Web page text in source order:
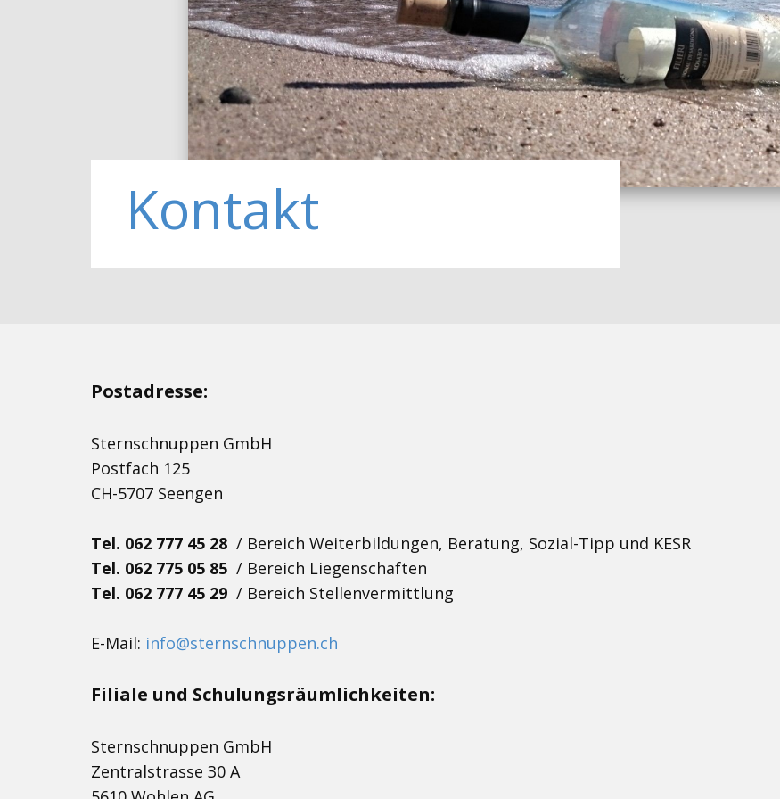
Kontakt
Postadresse:
Sternschnuppen GmbH
Postfach 125
CH-5707 Seengen
Tel. 062 777 45 28 / Bereich Weiterbildungen, Beratung, Sozial-Tipp und KESR
Tel. 062 775 05 85 / Bereich Liegenschaften
Tel. 062 777 45 29 / Bereich Stellenvermittlung
E-Mail: info@sternschnuppen.ch
Filiale und Schulungsräumlichkeiten:
Sternschnuppen GmbH
Zentralstrasse 30 A